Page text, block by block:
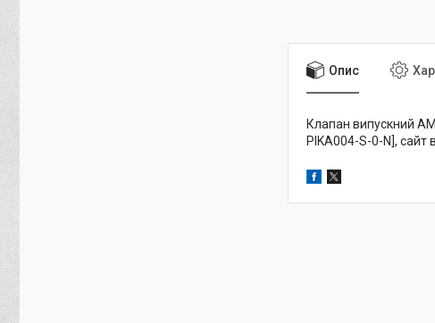
Опис
Клапан випускний
PIKA004-S-0-N], сайт